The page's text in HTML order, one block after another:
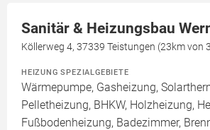
Sanitär & Heizungsbau
Köllerweg 4, 37339 Teistungen (23km von
HEIZUNG SPEZIALGEBIETE
Wärmepumpe, Gasheizung,
Pelletheizung, BHKW, Holzheizung,
Fußbodenheizung, Badezimmer,